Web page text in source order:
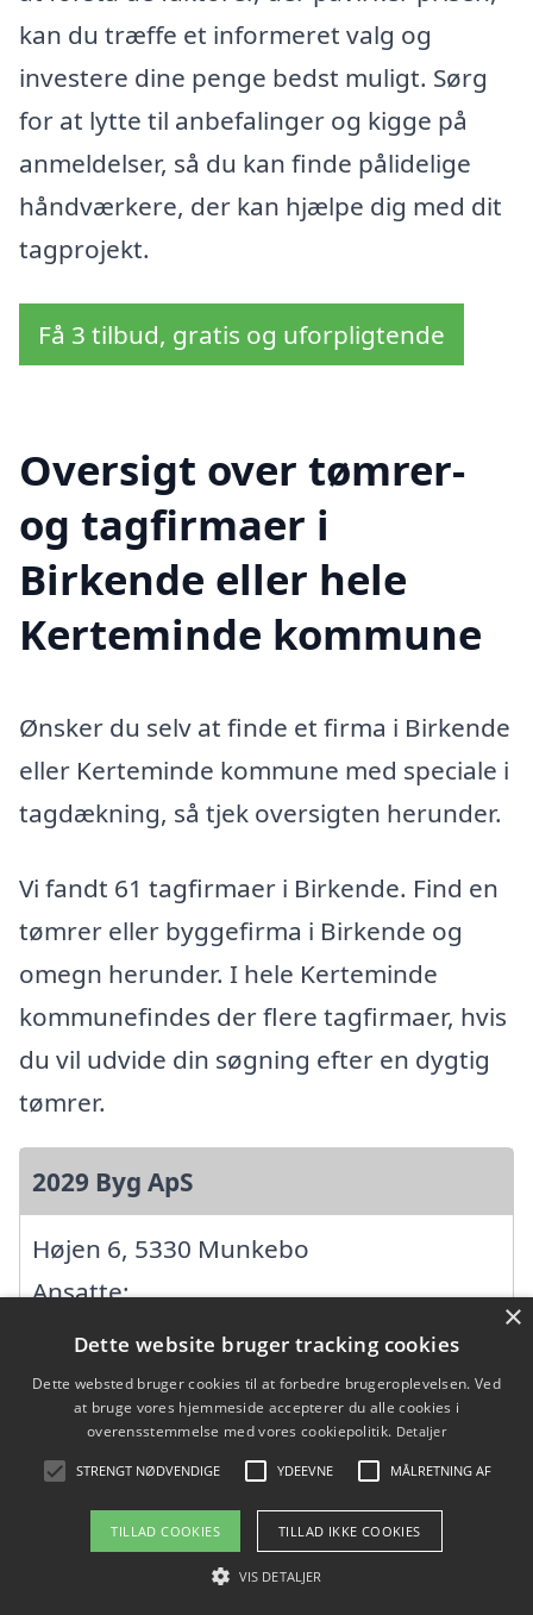
kan du træffe et informeret valg og
investere dine penge bedst muligt. Sørg
for at lytte til anbefalinger og kigge på
anmeldelser, så du kan finde pålidelige
håndværkere, der kan hjælpe dig med dit
tagprojekt.
Få 3 tilbud, gratis og uforpligtende
Oversigt over tømrer-
og tagfirmaer i
Birkende eller hele
Kerteminde kommune
Ønsker du selv at finde et firma i Birkende
eller Kerteminde kommune med speciale i
tagdækning, så tjek oversigten herunder.
Vi fandt 61 tagfirmaer i Birkende. Find en
tømrer eller byggefirma i Birkende og
omegn herunder. I hele Kerteminde
kommunefindes der flere tagfirmaer, hvis
du vil udvide din søgning efter en dygtig
tømrer.
2029 Byg ApS
Højen 6, 5330 Munkebo
Ansatte:
Startdato: 01. februar 2019,
Virksomhedsform: Anpartsselskab
CVR: 40222286
AL murerforretning
Revninge Bygade 70, 5300 Kerteminde
×
Dette website bruger tracking cookies
Dette websted bruger cookies til at forbedre brugeroplevelsen. Ved
at bruge vores hjemmeside accepterer du alle cookies i
overensstemmelse med vores cookiepolitik. Detaljer
STRENGT NØDVENDIGE YDEEVNE MÅLRETNING AF
TILLAD COOKIES TILLAD IKKE COOKIES
VIS DETALJER